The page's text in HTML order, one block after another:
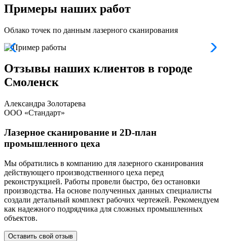
Примеры наших работ
Облако точек по данным лазерного сканирования
Отзывы наших клиентов в городе
Смоленск
Александра Золотарева
ООО «Стандарт»
Лазерное сканирование и 2D-план
промышленного цеха
Мы обратились в компанию для лазерного сканирования
действующего производственного цеха перед
реконструкцией. Работы провели быстро, без остановки
производства. На основе полученных данных специалисты
создали детальный комплект рабочих чертежей. Рекомендуем
как надежного подрядчика для сложных промышленных
объектов.
Оставить свой отзыв